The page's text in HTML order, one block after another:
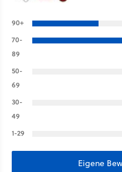
90+
70-
89
50-
69
30-
49
1-29
Eigene